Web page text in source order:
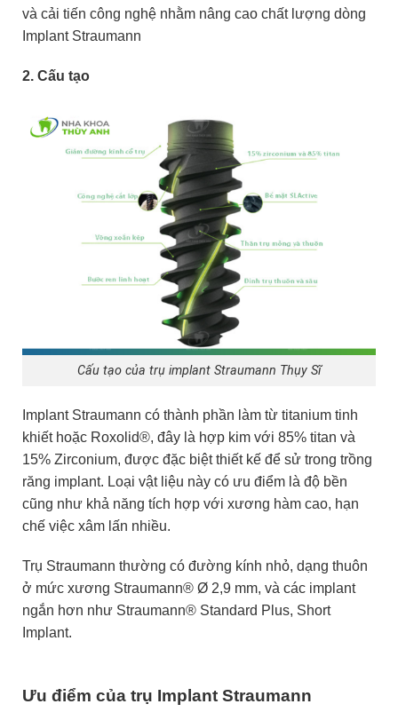
và cải tiến công nghệ nhằm nâng cao chất lượng dòng
Implant Straumann
2. Cấu tạo
Cấu tạo của trụ implant Straumann Thụy Sĩ
Implant Straumann có thành phần làm từ titanium tinh
khiết hoặc Roxolid®, đây là hợp kim với 85% titan và
15% Zirconium, được đặc biệt thiết kế để sử trong trồng
răng implant. Loại vật liệu này có ưu điểm là độ bền
cũng như khả năng tích hợp với xương hàm cao, hạn
chế việc xâm lấn nhiều.
Trụ Straumann thường có đường kính nhỏ, dạng thuôn
ở mức xương Straumann® Ø 2,9 mm, và các implant
ngắn hơn như Straumann® Standard Plus, Short
Implant.
Ưu điểm của trụ Implant Straumann